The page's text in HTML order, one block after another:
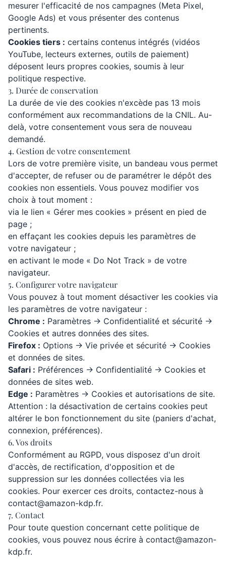
mesurer l'efficacité de nos campagnes (Meta Pixel,
Google Ads) et vous présenter des contenus
pertinents.
Cookies tiers : certains contenus intégrés (vidéos
YouTube, lecteurs externes, outils de paiement)
déposent leurs propres cookies, soumis à leur
politique respective.
3. Durée de conservation
La durée de vie des cookies n'excède pas 13 mois
conformément aux recommandations de la CNIL. Au-
delà, votre consentement vous sera de nouveau
demandé.
4. Gestion de votre consentement
Lors de votre première visite, un bandeau vous permet
d'accepter, de refuser ou de paramétrer le dépôt des
cookies non essentiels. Vous pouvez modifier vos
choix à tout moment :
via le lien « Gérer mes cookies » présent en pied de
page ;
en effaçant les cookies depuis les paramètres de
votre navigateur ;
en activant le mode « Do Not Track » de votre
navigateur.
5. Configurer votre navigateur
Vous pouvez à tout moment désactiver les cookies via
les paramètres de votre navigateur :
Chrome : Paramètres → Confidentialité et sécurité →
Cookies et autres données des sites.
Firefox : Options → Vie privée et sécurité → Cookies
et données de sites.
Safari : Préférences → Confidentialité → Cookies et
données de sites web.
Edge : Paramètres → Cookies et autorisations de site.
Attention : la désactivation de certains cookies peut
altérer le bon fonctionnement du site (paniers d'achat,
connexion, préférences).
6. Vos droits
Conformément au RGPD, vous disposez d'un droit
d'accès, de rectification, d'opposition et de
suppression sur les données collectées via les
cookies. Pour exercer ces droits, contactez-nous à
contact@amazon-kdp.fr.
7. Contact
Pour toute question concernant cette politique de
cookies, vous pouvez nous écrire à contact@amazon-
kdp.fr.